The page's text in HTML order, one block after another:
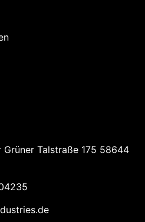
Grüner Talstraße 175 58644